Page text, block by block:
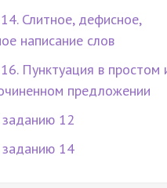
Слитное, дефисное,
написание слов
Пунктуация в простом
предложении
заданию 12
заданию 14